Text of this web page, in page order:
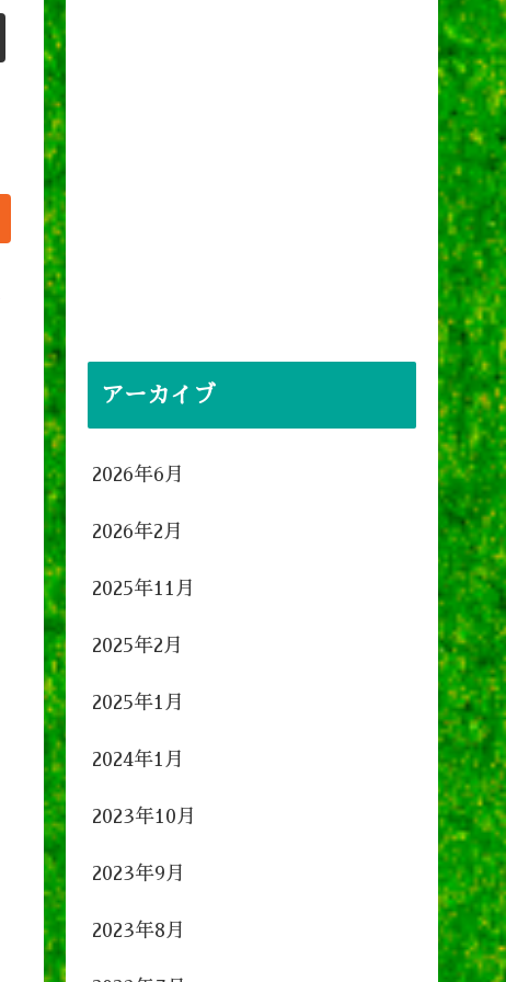
アーカイブ
2026年6月
2026年2月
2025年11月
2025年2月
2025年1月
2024年1月
2023年10月
2023年9月
2023年8月